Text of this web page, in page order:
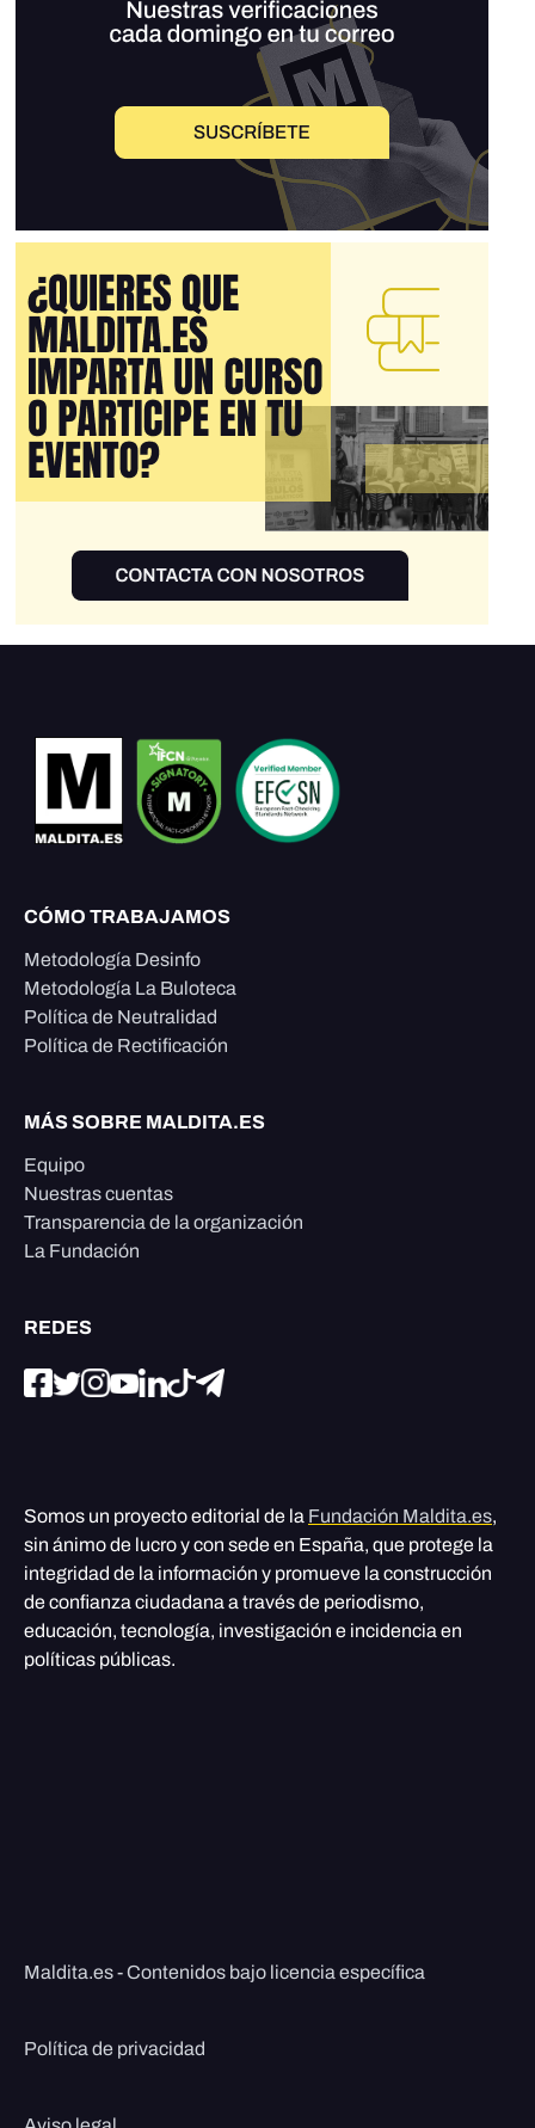
CÓMO TRABAJAMOS
Metodología Desinfo
Metodología La Buloteca
Política de Neutralidad
Política de Rectificación
MÁS SOBRE MALDITA.ES
Equipo
Nuestras cuentas
Transparencia de la organización
La Fundación
REDES
Somos un proyecto editorial de la Fundación Maldita.es,
sin ánimo de lucro y con sede en España, que protege la
integridad de la información y promueve la construcción
de confianza ciudadana a través de periodismo,
educación, tecnología, investigación e incidencia en
políticas públicas.
Maldita.es - Contenidos bajo licencia específica
Política de privacidad